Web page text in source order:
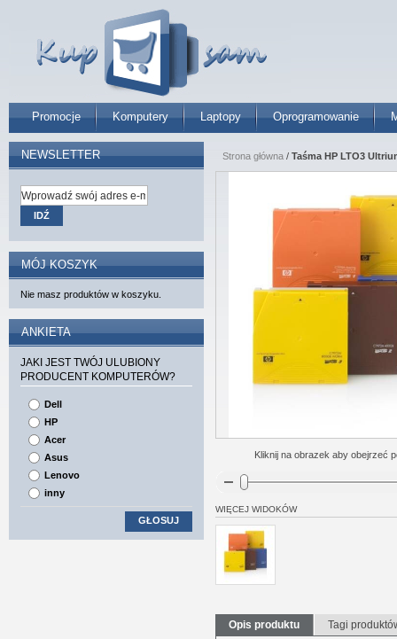
Promocje Komputery Laptopy Oprogramowanie
Strona główna / Taśma HP LTO3
Kliknij na obrazek aby obejrzeć
WIĘCEJ WIDOKÓW
Opis produktu Tagi
NEWSLETTER
IDŹ
MÓJ KOSZYK
Nie masz produktów w koszyku.
ANKIETA
JAKI JEST TWÓJ ULUBIONY
PRODUCENT KOMPUTERÓW?
Dell
HP
Acer
Asus
Lenovo
inny
GŁOSUJ